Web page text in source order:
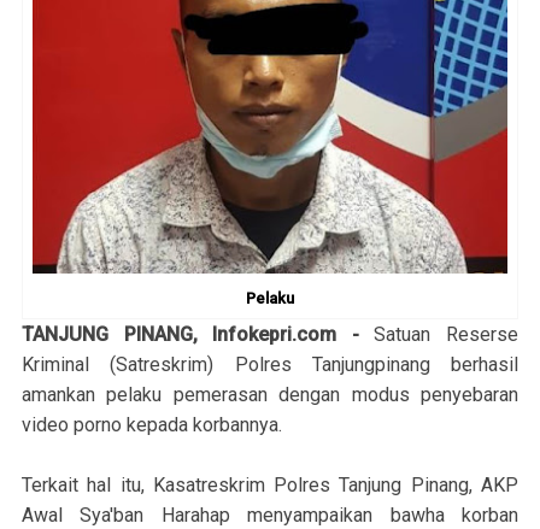
Pelaku
TANJUNG PINANG, Infokepri.com -Satuan Reserse
Kriminal (Satreskrim) Polres Tanjungpinang berhasil
amankan pelaku pemerasan dengan modus penyebaran
video porno kepada korbannya.
Terkait hal itu, Kasatreskrim Polres Tanjung Pinang, AKP
Awal Sya'ban Harahap menyampaikan bawha korban